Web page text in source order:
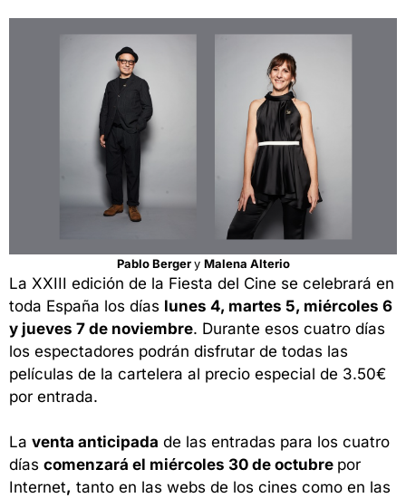
Pablo Bergery Malena Alterio
La XXIII edición de la Fiesta del Cine se celebrará en
toda España los días lunes 4, martes 5, miércoles 6
y jueves 7 de noviembre. Durante esos cuatro días
los espectadores podrán disfrutar de todas las
películas de la cartelera al precio especial de 3.50€
por entrada.
La venta anticipada de las entradas para los cuatro
días comenzará el miércoles 30 de octubre por
Internet, tanto en las webs de los cines como en las